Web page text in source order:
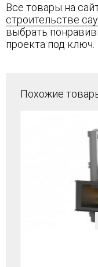
Все товары на
строительстве
выбрать
проекта под ключ.
Похожие